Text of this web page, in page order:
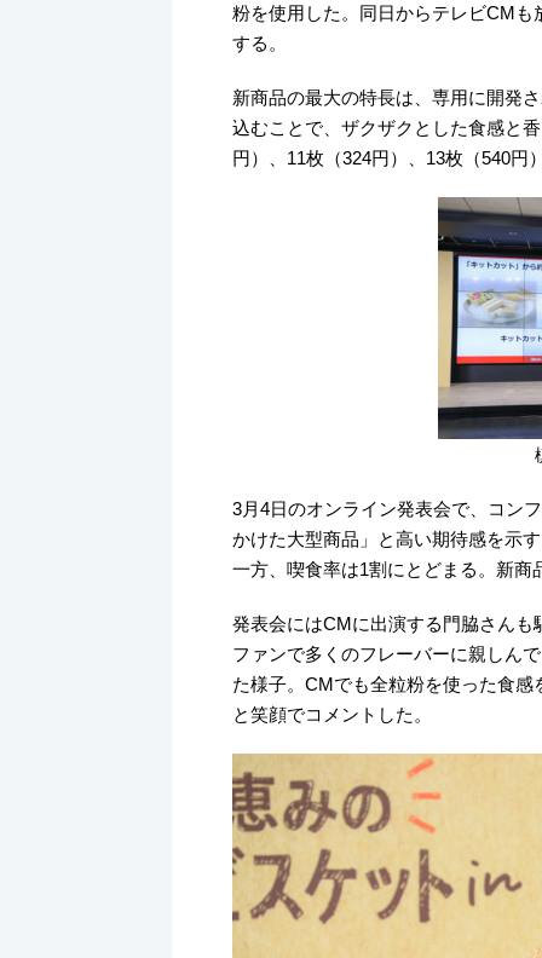
粉を使用した。同日からテレビCM
する。
新商品の最大の特長は、専用に開発
込むことで、ザクザクとした食感と
円）、11枚（324円）、13枚（540円
3月4日のオンライン発表会で、コン
かけた大型商品」と高い期待感を示
一方、喫食率は1割にとどまる。新
発表会にはCMに出演する門脇さん
ファンで多くのフレーバーに親しん
た様子。CMでも全粒粉を使った食
と笑顔でコメントした。